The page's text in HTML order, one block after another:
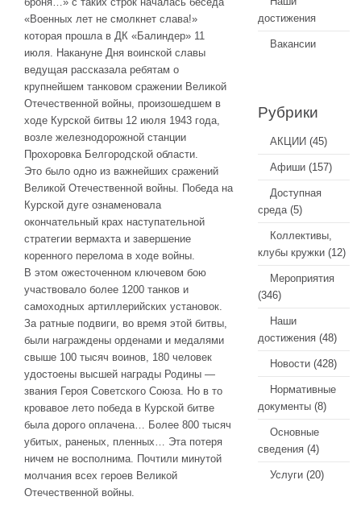
«Военных лет не смолкнет слава!»
которая прошла в ДК «Балиндер» 11
июля. Накануне Дня воинской славы
ведущая рассказала ребятам о
крупнейшем танковом сражении Великой
Отечественной войны, произошедшем в
ходе Курской битвы 12 июля 1943 года,
возле железнодорожной станции
Прохоровка Белгородской области.
Это было одно из важнейших сражений
Великой Отечественной войны. Победа на
Курской дуге ознаменовала
окончательный крах наступательной
стратегии вермахта и завершение
коренного перелома в ходе войны.
В этом ожесточенном ключевом бою
участвовало более 1200 танков и
самоходных артиллерийских установок.
За ратные подвиги, во время этой битвы,
были награждены орденами и медалями
свыше 100 тысяч воинов, 180 человек
удостоены высшей награды Родины —
звания Героя Советского Союза. Но в то
кровавое лето победа в Курской битве
была дорого оплачена… Более 800 тысяч
убитых, раненых, пленных… Эта потеря
ничем не восполнима. Почтили минутой
молчания всех героев Великой
Отечественной войны.
достижения
Вакансии
Рубрики
АКЦИИ (45)
Афиши (157)
Доступная
среда(5)
Коллективы,
клубы кружки (12)
Мероприятия
(346)
Наши
достижения (48)
Новости (428)
Нормативные
документы (8)
Основные
сведения (4)
Услуги (20)